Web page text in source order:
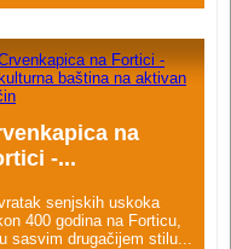
na
-...
senjskih uskoka
400 godina na Forticu,
sasvim drugačijem stilu...